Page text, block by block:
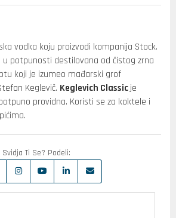
vodka koju proizvodi kompanija Stock.
u potpunosti destilovana od čistog zrna
koji je izumeo mađarski grof
Keglevič. Keglevich Classicje
providna. Koristi se za koktele i
Svidja Ti Se? Podeli: